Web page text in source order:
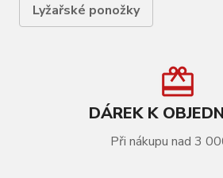
Lyžařské ponožky
DÁREK K
Při nákupu nad 3